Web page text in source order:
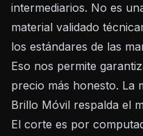
intermediarios. No es
material validado
los estándares de las
Eso nos permite
precio más honesto.
Brillo Móvil respalda el
El corte es por